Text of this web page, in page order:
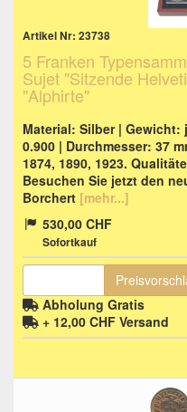
Artikel Nr: 23738
5 Franken
Sujet "Sitzende
"Alphirte"
Material: Silber | Gewicht:
0.900 | Durchmesser: 37
1874, 1890, 1923.
Besuchen Sie jetzt den
Borchert [mehr...]
530,00 CHF
Sofortkauf
Abholung Gratis
+ 12,00 CHF Versand